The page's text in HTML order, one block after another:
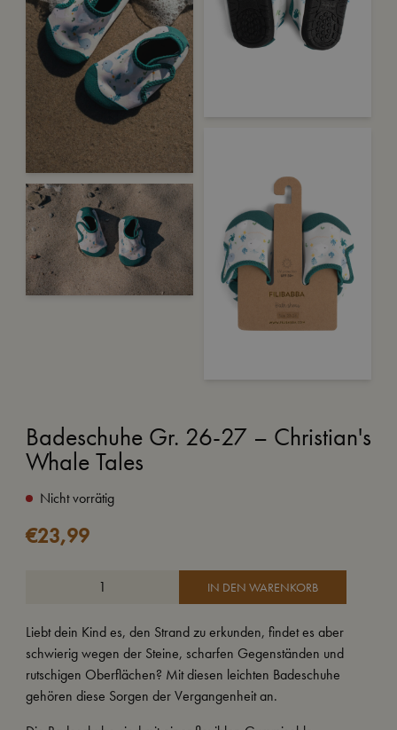
Badeschuhe Gr. 26-27 – Christian's
Whale Tales
Nicht vorrätig
€23,99
IN DEN WARENKORB
Liebt dein Kind es, den Strand zu erkunden, findet es aber
schwierig wegen der Steine, scharfen Gegenständen und
rutschigen Oberflächen? Mit diesen leichten Badeschuhe
gehören diese Sorgen der Vergangenheit an.